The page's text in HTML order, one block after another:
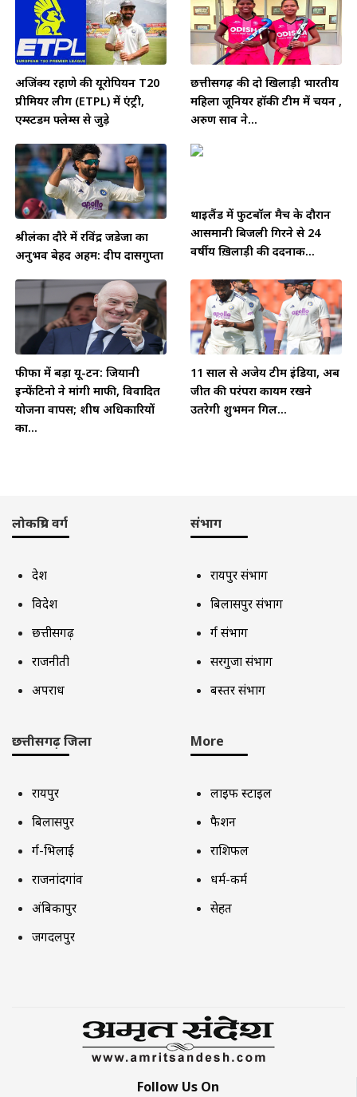
अजिंक्य रहाणे की यूरोपियन T20
प्रीमियर लीग (ETPL) में एंट्री,
एम्स्टर्डम फ्लेम्स से जुड़े
छत्तीसगढ़ की दो खिलाड़ी भारतीय
महिला जूनियर हॉकी टीम में चयन ,
अरुण साव ने...
श्रीलंका दौरे में रविंद्र जडेजा का
अनुभव बेहद अहम: दीप दासगुप्ता
थाईलैंड में फुटबॉल मैच के दौरान
आसमानी बिजली गिरने से 24
वर्षीय ख़िलाड़ी की दर्दनाक...
फीफा में बड़ा यू-टर्न: जियानी
इन्फेंटिनो ने मांगी माफी, विवादित
योजना वापस; शीर्ष अधिकारियों
का...
11 साल से अजेय टीम इंडिया, अब
जीत की परंपरा कायम रखने
उतरेगी शुभमन गिल...
लोकप्रिय वर्ग
देश
विदेश
छत्तीसगढ़
राजनीती
अपराध
संभाग
रायपुर संभाग
बिलासपुर संभाग
दुर्ग संभाग
सरगुजा संभाग
बस्तर संभाग
छत्तीसगढ़ जिला
रायपुर
बिलासपुर
दुर्ग-भिलाई
राजनांदगांव
अंबिकापुर
जगदलपुर
More
लाइफ स्टाइल
फैशन
राशिफल
धर्म-कर्म
सेहत
Follow Us On